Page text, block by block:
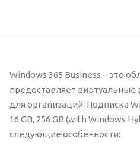
Windows 365 Business – это
предоставляет виртуальные
для организаций. Подписка
16 GB, 256 GB (with Windows
следующие особенности: